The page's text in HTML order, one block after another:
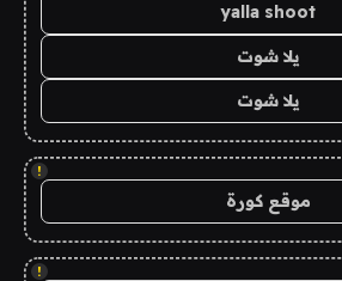
yalla shoot
يلا شوت
يلا شوت
!
موقع كورة
!